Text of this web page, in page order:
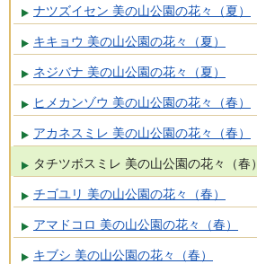
ナツズイセン 美の山公園の花々（夏）
キキョウ 美の山公園の花々（夏）
ネジバナ 美の山公園の花々（夏）
ヒメカンゾウ 美の山公園の花々（春）
アカネスミレ 美の山公園の花々（春）
タチツボスミレ 美の山公園の花々（春）
チゴユリ 美の山公園の花々（春）
アマドコロ 美の山公園の花々（春）
キブシ 美の山公園の花々（春）